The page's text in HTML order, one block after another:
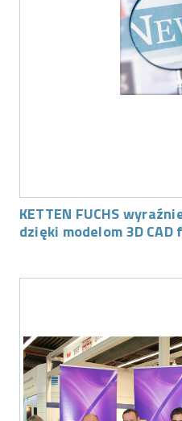
KETTEN FUCHS
dzięki modelom 3D CAD